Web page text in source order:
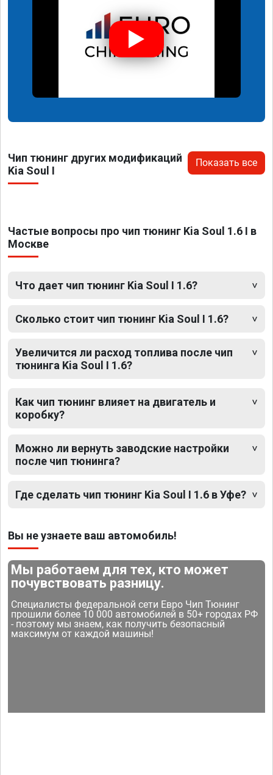
Чип тюнинг других модификаций
Kia Soul I
Показать все
Частые вопросы про чип тюнинг Kia Soul 1.6 I в
Москве
Что дает чип тюнинг Kia Soul I 1.6?
Сколько стоит чип тюнинг Kia Soul I 1.6?
Увеличится ли расход топлива после чип
тюнинга Kia Soul I 1.6?
Как чип тюнинг влияет на двигатель и
коробку?
Можно ли вернуть заводские настройки
после чип тюнинга?
Где сделать чип тюнинг Kia Soul I 1.6 в Уфе?
Вы не узнаете ваш автомобиль!
Мы работаем для тех, кто может
почувствовать разницу.
Специалисты федеральной сети Евро Чип Тюнинг
прошили более 10 000 автомобилей в 50+ городах РФ
- поэтому мы знаем, как получить безопасный
максимум от каждой машины!